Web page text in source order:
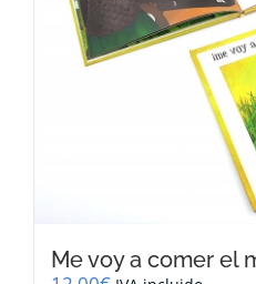
Me voy a comer el